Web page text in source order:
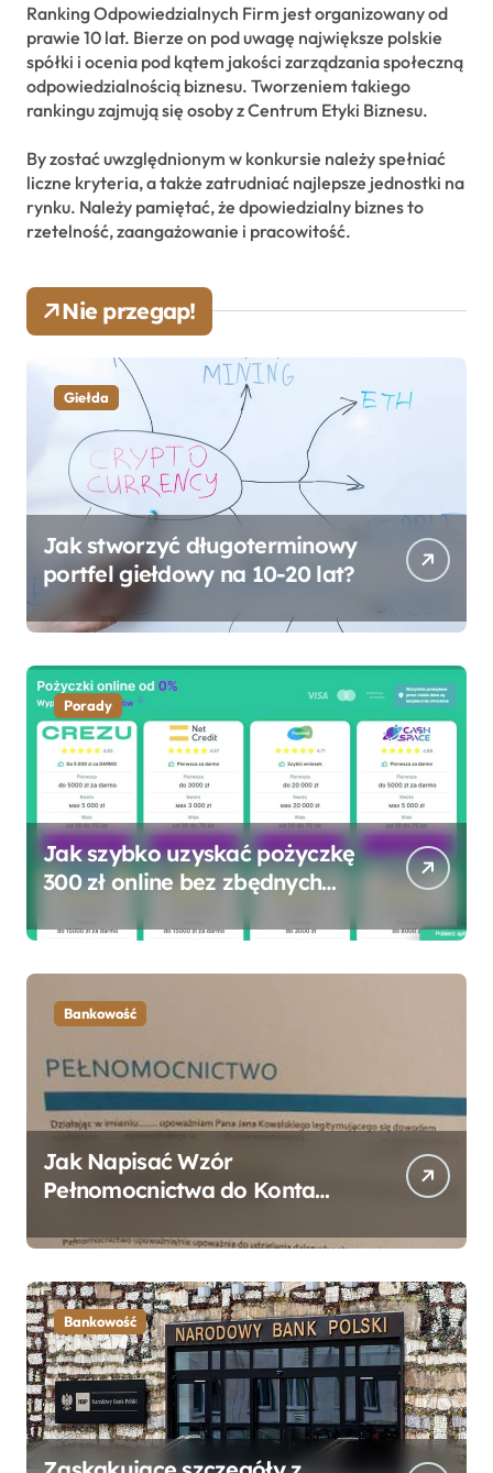
Ranking Odpowiedzialnych Firm jest organizowany od
prawie 10 lat. Bierze on pod uwagę największe polskie
spółki i ocenia pod kątem jakości zarządzania społeczną
odpowiedzialnością biznesu. Tworzeniem takiego
rankingu zajmują się osoby z Centrum Etyki Biznesu.
By zostać uwzględnionym w konkursie należy spełniać
liczne kryteria, a także zatrudniać najlepsze jednostki na
rynku. Należy pamiętać, że dpowiedzialny biznes to
rzetelność, zaangażowanie i pracowitość.
Nie przegap!
Giełda
Jak stworzyć długoterminowy
portfel giełdowy na 10-20 lat?
Porady
Jak szybko uzyskać pożyczkę
300 zł online bez zbędnych
Bankowość
Jak Napisać Wzór
Pełnomocnictwa do Konta
Przewodnik
Bankowość